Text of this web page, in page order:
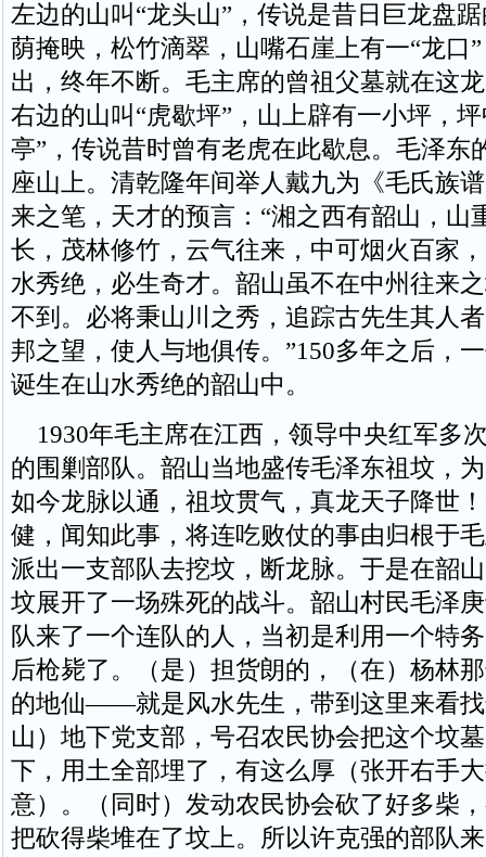
左边的山叫“龙头山”，传说是昔日巨龙盘
荫掩映，松竹滴翠，山嘴石崖上有一“龙口
出，终年不断。毛主席的曾祖父墓就在这
右边的山叫“虎歇坪”，山上辟有一小坪，
亭”，传说昔时曾有老虎在此歇息。毛泽东
座山上。清乾隆年间举人戴九为《毛氏族
来之笔，天才的预言：“湘之西有韶山，山
长，茂林修竹，云气往来，中可烟火百家
水秀绝，必生奇才。韶山虽不在中州往来
不到。必将秉山川之秀，追踪古先生其人
邦之望，使人与地俱传。”150多年之后，
诞生在山水秀绝的韶山中。
1930年毛主席在江西，领导中央红军多
的围剿部队。韶山当地盛传毛泽东祖坟，
如今龙脉以通，祖坟贯气，真龙天子降世
健，闻知此事，将连吃败仗的事由归根于
派出一支部队去挖坟，断龙脉。于是在韶
坟展开了一场殊死的战斗。韶山村民毛泽
队来了一个连队的人，当初是利用一个特
后枪毙了。（是）担货朗的，（在）杨林
的地仙——就是风水先生，带到这里来看
山）地下党支部，号召农民协会把这个坟
下，用土全部埋了，有这么厚（张开右手
意）。（同时）发动农民协会砍了好多柴
把砍得柴堆在了坟上。所以许克强的部队